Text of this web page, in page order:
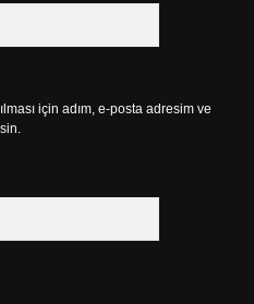
için adım, e-posta adresim ve